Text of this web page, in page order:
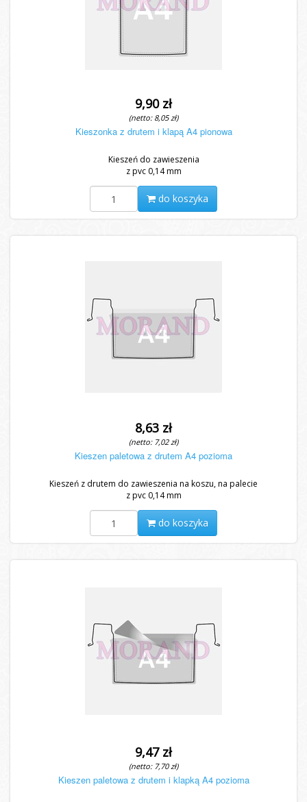
9,90 zł
(netto: 8,05 zł)
Kieszonka z drutem i klapą A4 pionowa
Kieszeń do zawieszenia
z pvc 0,14 mm
do koszyka
8,63 zł
(netto: 7,02 zł)
Kieszen paletowa z drutem A4 pozioma
Kieszeń z drutem do zawieszenia na koszu, na palecie
z pvc 0,14 mm
do koszyka
9,47 zł
(netto: 7,70 zł)
Kieszen paletowa z drutem i klapką A4 pozioma